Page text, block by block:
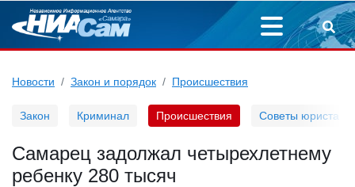
Новости Закон и порядок Происшествия
Закон Криминал Происшествия Советы юриста
Самарец задолжал четырехлетнему
ребенку 280 тысяч